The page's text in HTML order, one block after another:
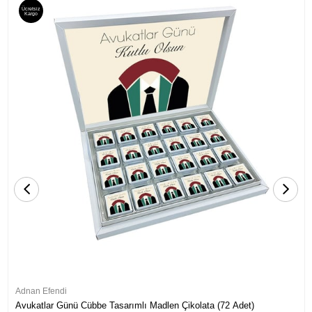
Adnan Efendi
Avukatlar Günü Cübbe Tasarımlı Madlen Çikolata (72 Adet)
Ücretsiz
Kargo